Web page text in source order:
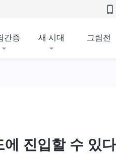
간증 새 시대 그림전
진입할 수 있